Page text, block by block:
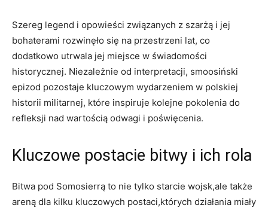
Szereg legend i opowieści związanych z szarżą i jej
bohaterami rozwinęło się na przestrzeni ⁣lat, co
dodatkowo utrwala ​jej⁢ miejsce w świadomości ​
historycznej. Niezależnie od interpretacji,⁤ smoosiński
epizod ⁣pozostaje kluczowym wydarzeniem w polskiej
historii militarnej, które inspiruje kolejne​ pokolenia‌ do
refleksji nad wartością odwagi i poświęcenia.
Kluczowe ⁣postacie bitwy i ich ⁢rola
Bitwa pod‍ Somosierrą to nie tylko starcie wojsk,ale także
areną dla kilku⁢ kluczowych postaci,których działania miały